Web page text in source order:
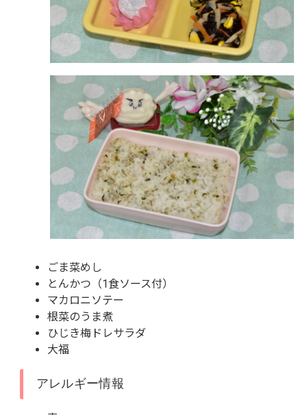
ごま菜めし
とんかつ（1食ソース付）
マカロニソテー
根菜のうま煮
ひじき梅ドレサラダ
大福
アレルギー情報